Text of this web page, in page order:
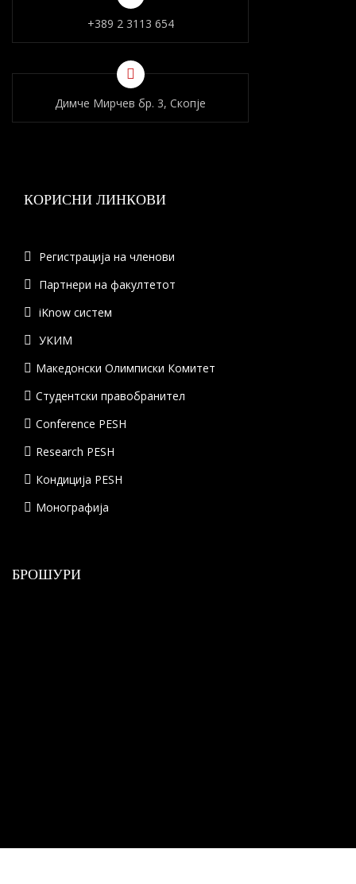
+389 2 3113 654
Димче Мирчев бр. 3, Скопје
КОРИСНИ ЛИНКОВИ
Регистрација на членови
Партнери на факултетот
iKnow систем
УКИМ
Македонски Олимписки Комитет
Студентски правобранител
Conference PESH
Research PESH
Кондиција PESH
Монографија
БРОШУРИ